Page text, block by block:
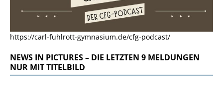
https://carl-fuhlrott-gymnasium.de/cfg-podcast/
NEWS IN PICTURES – DIE LETZTEN 9 MELDUNGEN
NUR MIT TITELBILD